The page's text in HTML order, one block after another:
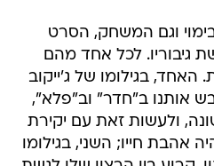
וגם המשחק, הסרט
גיבוריו. לכל אחד מהם
האחד, בגילומו של ג'ייקוב
אותנו ב"חדר" וב"פלא",
ולעשות זאת עם יקירת
אהבת חייו; השני, בגילומו